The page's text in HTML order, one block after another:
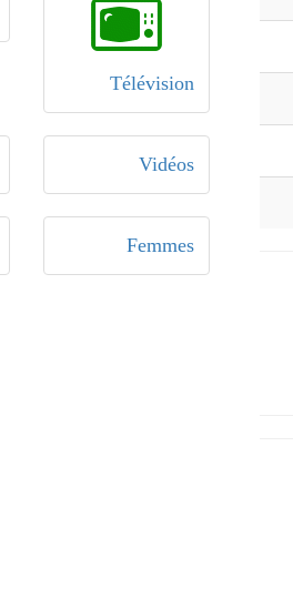
Télévision
Vidéos
Femmes